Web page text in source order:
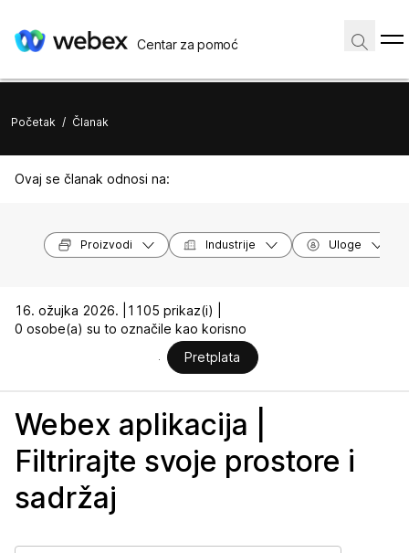
Centar za pomoć
Početak / Članak
Ovaj se članak odnosi na:
Proizvodi Industrije Uloge
16. ožujka 2026. |
1105 prikaz(i) |
0 osobe(a) su to označile kao korisno
Pretplata
Webex aplikacija |
Filtrirajte svoje prostore i
sadržaj